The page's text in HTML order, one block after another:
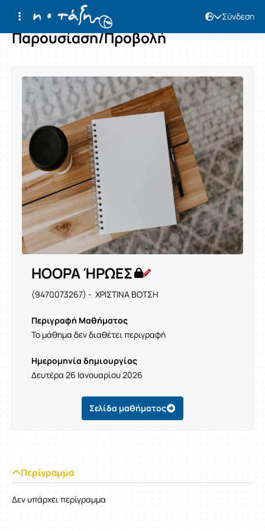
Σύνδεση
Παρουσίαση/Προβολή
HOOPA ΉΡΩΕΣ
(9470073267) - ΧΡΙΣΤΙΝΑ ΒΟΤΣΗ
Περιγραφή Μαθήματος
Το μάθημα δεν διαθέτει περιγραφή
Ημερομηνία δημιουργίας
Δευτέρα 26 Ιανουαρίου 2026
Σελίδα μαθήματος
Περίγραμμα
Δεν υπάρχει περίγραμμα